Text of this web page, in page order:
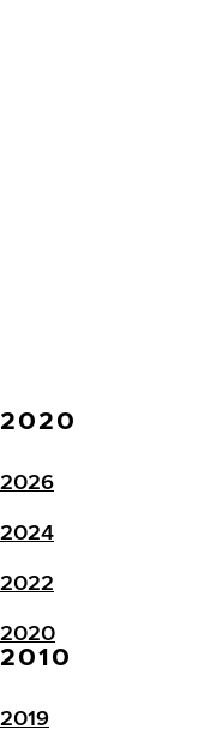
2020
2026
2024
2022
2020
2010
2019